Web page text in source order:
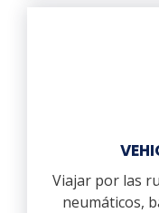
Viajar por las
neumáticos,